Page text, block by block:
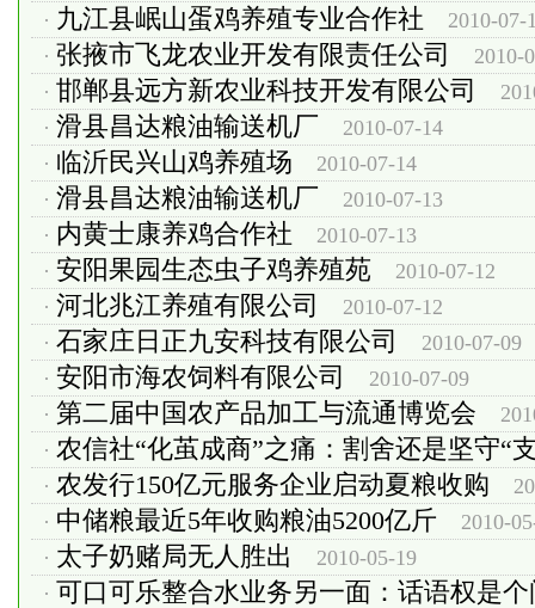
· 九江县岷山蛋鸡养殖专业合作社
2010-07-
· 张掖市飞龙农业开发有限责任公司
2010-
· 邯郸县远方新农业科技开发有限公司
· 滑县昌达粮油输送机厂
2010-07-14
· 临沂民兴山鸡养殖场
2010-07-14
· 滑县昌达粮油输送机厂
2010-07-13
· 内黄士康养鸡合作社
2010-07-13
· 安阳果园生态虫子鸡养殖苑
2010-07-12
· 河北兆江养殖有限公司
2010-07-12
· 石家庄日正九安科技有限公司
2010-07-09
· 安阳市海农饲料有限公司
2010-07-09
· 第二届中国农产品加工与流通博览会
· 农信社“化茧成商”之痛：割舍还是坚守“
· 农发行150亿元服务企业启动夏粮收购
· 中储粮最近5年收购粮油5200亿斤
2010-
· 太子奶赌局无人胜出
2010-05-19
· 可口可乐整合水业务另一面：话语权是个